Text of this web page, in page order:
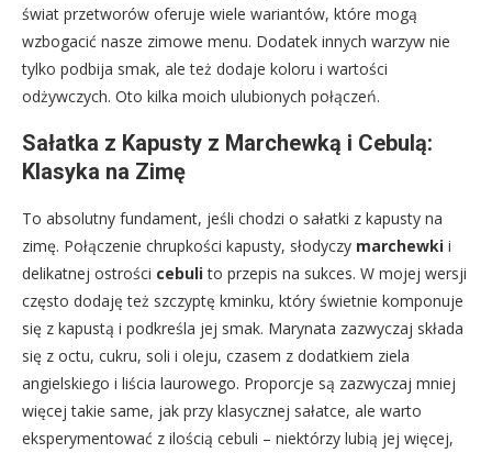
świat przetworów oferuje wiele wariantów, które mogą
wzbogacić nasze zimowe menu. Dodatek innych warzyw nie
tylko podbija smak, ale też dodaje koloru i wartości
odżywczych. Oto kilka moich ulubionych połączeń.
Sałatka z Kapusty z Marchewką i Cebulą:
Klasyka na Zimę
To absolutny fundament, jeśli chodzi o sałatki z kapusty na
zimę. Połączenie chrupkości kapusty, słodyczy marchewki i
delikatnej ostrości cebulito przepis na sukces. W mojej wersji
często dodaję też szczyptę kminku, który świetnie komponuje
się z kapustą i podkreśla jej smak. Marynata zazwyczaj składa
się z octu, cukru, soli i oleju, czasem z dodatkiem ziela
angielskiego i liścia laurowego. Proporcje są zazwyczaj mniej
więcej takie same, jak przy klasycznej sałatce, ale warto
eksperymentować z ilością cebuli – niektórzy lubią jej więcej,